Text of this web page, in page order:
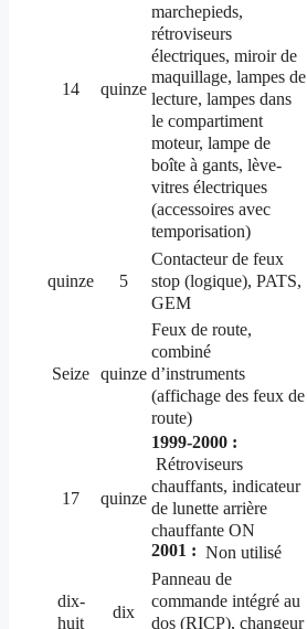
14 quinze
marchepieds,
rétroviseurs
électriques, miroir de
maquillage, lampes de
lecture, lampes dans
le compartiment
moteur, lampe de
boîte à gants, lève-
vitres électriques
(accessoires avec
temporisation)
quinze 5
Contacteur de feux
stop (logique), PATS,
GEM
Seize quinze
Feux de route,
combiné
d’instruments
(affichage des feux de
route)
17 quinze
1999-2000 :
Rétroviseurs
chauffants, indicateur
de lunette arrière
chauffante ON
2001 : Non utilisé
dix-
huit
dix
Panneau de
commande intégré au
dos (RICP), changeur